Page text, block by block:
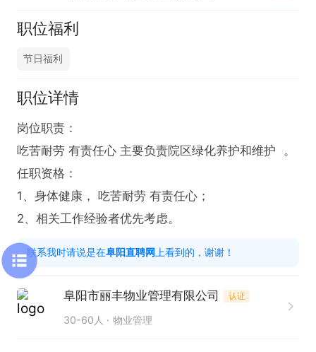
职位福利
节日福利
职位详情
岗位职责：
吃苦耐劳 有责任心 主要负责院区绿化养护和维护  。
任职资格：
1、身体健康， 吃苦耐劳 有责任心；
2、相关工作经验者优先考虑。
联系我时请说是在阜阳直聘网 上看到的，谢谢！
阜阳市丽丰物业管理有限公司 认证
30-60人 物业管理